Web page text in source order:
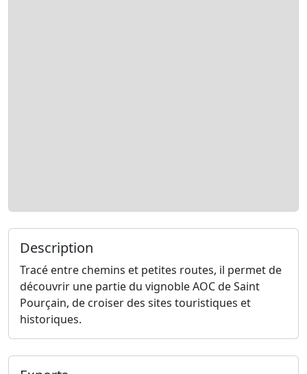
Description
Tracé entre chemins et petites routes, il permet de
découvrir une partie du vignoble AOC de Saint
Pourçain, de croiser des sites touristiques et
historiques.